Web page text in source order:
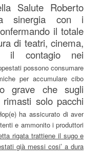
Salute Roberto
sinergia con i
il totale
di teatri, cinema,
il contagio nei
possono consumare
per accumulare cibo
grave che sugli
solo pacchi
ha assicurato di aver
e ammonito i produttori
rigata trattiene il sugo e
già messi cosi’ a dura